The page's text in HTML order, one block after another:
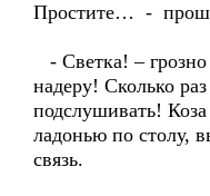
Простите… -
- Светка! –
надеру! Сколько
подслушивать!
ладонью по столу,
связь.